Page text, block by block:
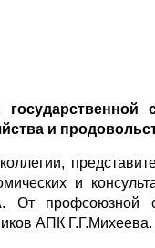
и
и
От профсоюзной
АПК Г.Г.Михеева.